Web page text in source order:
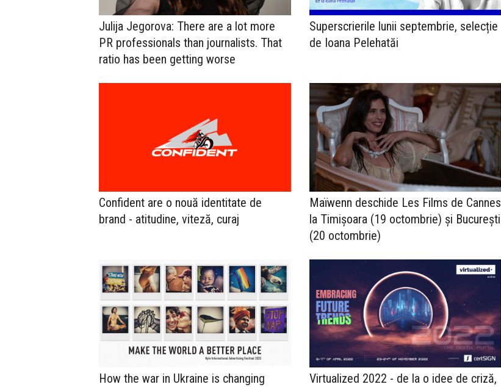
Julija Jegorova: There are a lot more
PR professionals than journalists. That
ratio has been getting worse
Superscrierile lunii septembrie, selecție
de Ioana Pelehatăi
Confident are o nouă identitate de
brand - atitudine, viteză, curaj
Maïwenn deschide Les Films de Cannes
la Timișoara (19 octombrie) și București
(20 octombrie)
How the war in Ukraine is changing
Virtualized 2022 - de la o idee de criză,